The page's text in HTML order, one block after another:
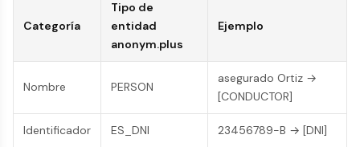
Categoría
Tipo de
entidad
anonym.plus
Ejemplo
Nombre PERSON
asegurado Ortiz →
[CONDUCTOR]
Identificador ES_DNI 23456789-B → [DNI]